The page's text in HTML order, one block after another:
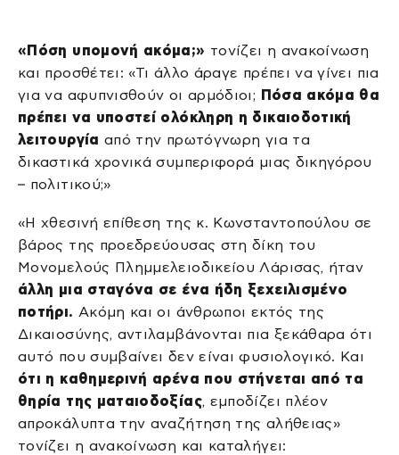
«Πόση υπομονή ακόμα;» τονίζει η ανακοίνωση
και προσθέτει: «Τι άλλο άραγε πρέπει να γίνει πια
για να αφυπνισθούν οι αρμόδιοι; Πόσα ακόμα θα
πρέπει να υποστεί ολόκληρη η δικαιοδοτική
λειτουργία από την πρωτόγνωρη για τα
δικαστικά χρονικά συμπεριφορά μιας δικηγόρου
– πολιτικού;»
«Η χθεσινή επίθεση της κ. Κωνσταντοπούλου σε
βάρος της προεδρεύουσας στη δίκη του
Μονομελούς Πλημμελειοδικείου Λάρισας, ήταν
άλλη μια σταγόνα σε ένα ήδη ξεχειλισμένο
ποτήρι. Ακόμη και οι άνθρωποι εκτός της
Δικαιοσύνης, αντιλαμβάνονται πια ξεκάθαρα ότι
αυτό που συμβαίνει δεν είναι φυσιολογικό. Και
ότι η καθημερινή αρένα που στήνεται από τα
θηρία της ματαιοδοξίας, εμποδίζει πλέον
απροκάλυπτα την αναζήτηση της αλήθειας»
τονίζει η ανακοίνωση και καταλήγει: